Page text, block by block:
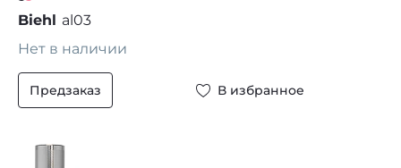
Biehl al03
Нет в наличии
Предзаказ В избранное